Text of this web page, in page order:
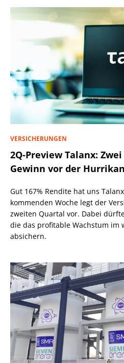
VERSICHERUNGEN
2Q-Preview Talanx:
Gewinn vor der
Gut 167% Rendite hat uns
kommenden Woche legt der
zweiten Quartal vor. Dabei
die das profitable Wachstum im
absichern.